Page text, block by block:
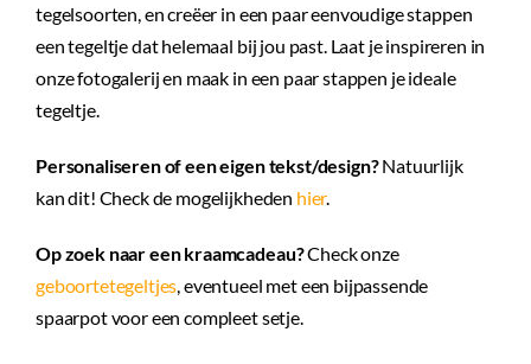
tegelsoorten, en creëer in een paar eenvoudige stappen
een tegeltje dat helemaal bij jou past. Laat je inspireren in
onze fotogalerij en maak in een paar stappen je ideale
tegeltje.
Personaliseren of een eigen tekst/design?Natuurlijk
kan dit! Check de mogelijkheden hier.
Op zoek naar een kraamcadeau?Check onze
geboortetegeltjes , eventueel met een bijpassende
spaarpot voor een compleet setje.